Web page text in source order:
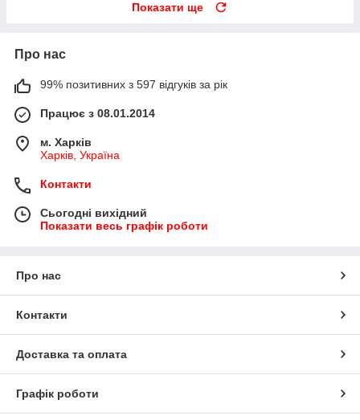
Показати ще
Про нас
99% позитивних з 597 відгуків за рік
Працює з 08.01.2014
м. Харків
Харків, Україна
Контакти
Сьогодні вихідний
Показати весь графік роботи
Про нас
Контакти
Доставка та оплата
Графік роботи